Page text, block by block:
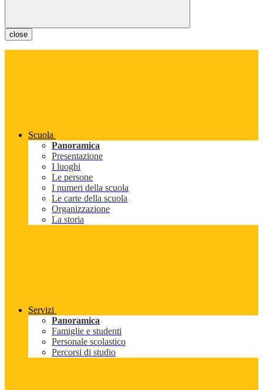
close
Scuola
Panoramica
Presentazione
I luoghi
Le persone
I numeri della scuola
Le carte della scuola
Organizzazione
La storia
Servizi
Panoramica
Famiglie e studenti
Personale scolastico
Percorsi di studio